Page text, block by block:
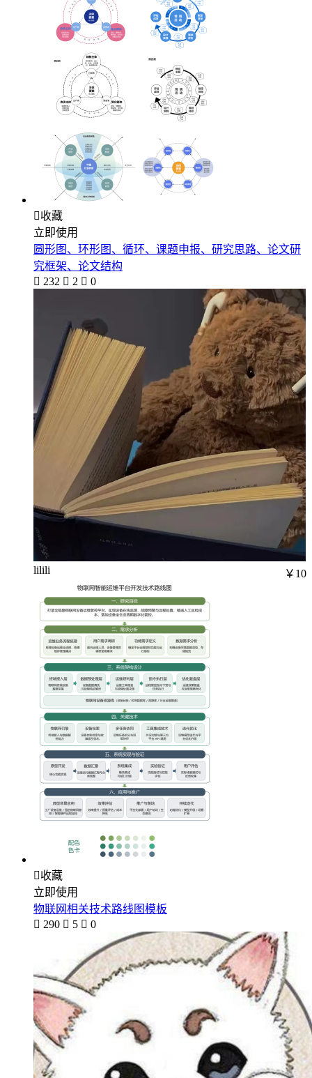
收藏
立即使用
圆形图、环形图、循环、课题申报、研究思路、论文研
究框架、论文结构
 232  2  0
lilili ￥10
收藏
立即使用
物联网相关技术路线图模板
 290  5  0